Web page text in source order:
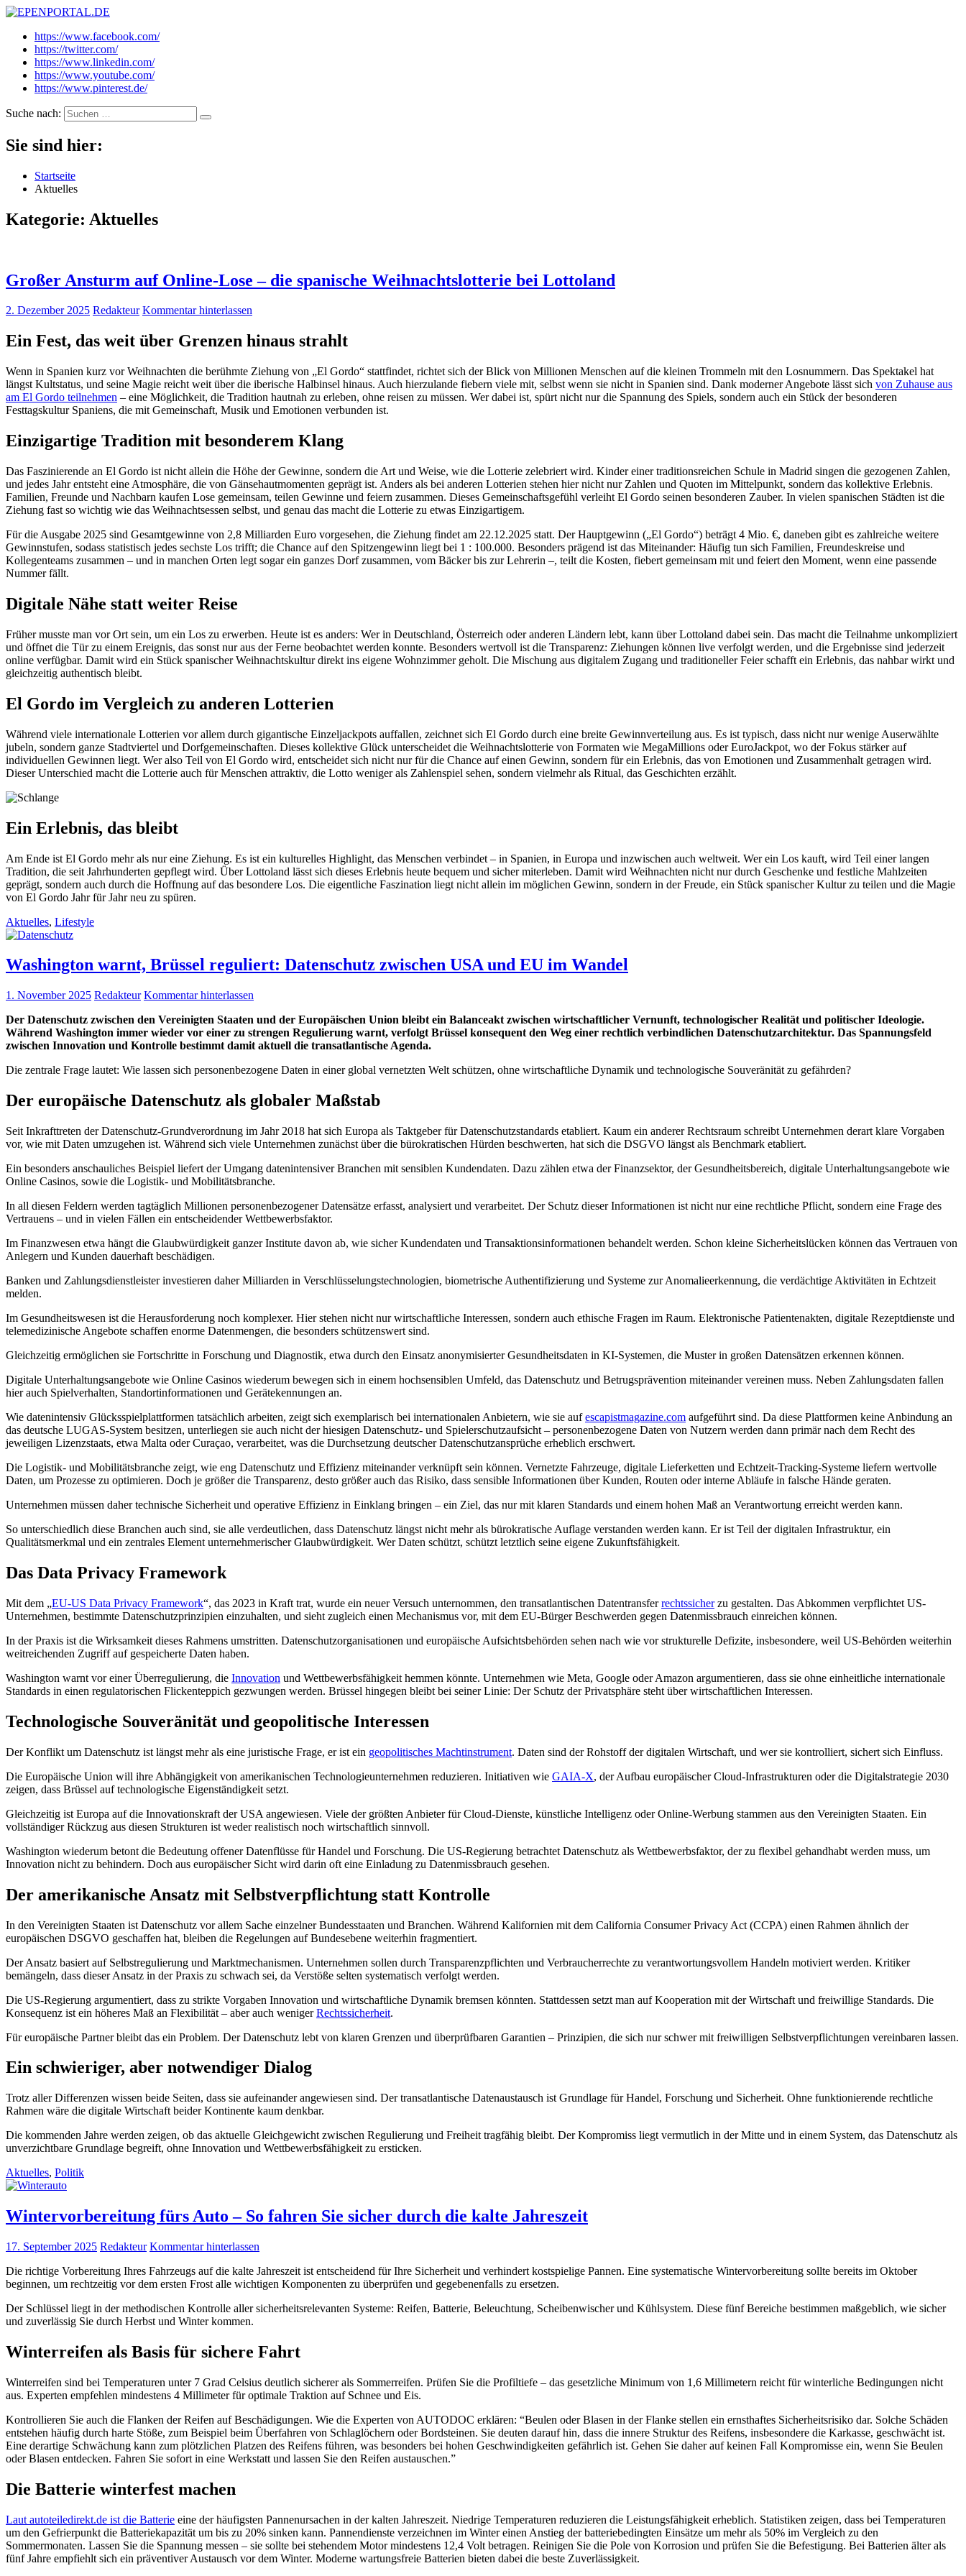
EPENPORTAL.DE
Epische News aus Politik, Finanzen & Gesellschaft
https://www.facebook.com/
https://twitter.com/
https://www.linkedin.com/
https://www.youtube.com/
https://www.pinterest.de/
Suche nach:
Sie sind hier:
Startseite
Aktuelles
Kategorie: Aktuelles
Großer Ansturm auf Online-Lose – die spanische Weihnachtslotterie bei Lottoland
2. Dezember 2025 Redakteur Kommentar hinterlassen
Ein Fest, das weit über Grenzen hinaus strahlt
Wenn in Spanien kurz vor Weihnachten die berühmte Ziehung von „El Gordo“ stattfindet, richtet sich der Blick von Millionen Menschen auf die kleinen Trommeln mit den Losnummern. Das Spektakel hat
längst Kultstatus, und seine Magie reicht weit über die iberische Halbinsel hinaus. Auch hierzulande fiebern viele mit, selbst wenn sie nicht in Spanien sind. Dank moderner Angebote lässt sich von Zuhause aus
am El Gordo teilnehmen – eine Möglichkeit, die Tradition hautnah zu erleben, ohne reisen zu müssen. Wer dabei ist, spürt nicht nur die Spannung des Spiels, sondern auch ein Stück der besonderen
Festtagskultur Spaniens, die mit Gemeinschaft, Musik und Emotionen verbunden ist.
Einzigartige Tradition mit besonderem Klang
Das Faszinierende an El Gordo ist nicht allein die Höhe der Gewinne, sondern die Art und Weise, wie die Lotterie zelebriert wird. Kinder einer traditionsreichen Schule in Madrid singen die gezogenen Zahlen,
und jedes Jahr entsteht eine Atmosphäre, die von Gänsehautmomenten geprägt ist. Anders als bei anderen Lotterien stehen hier nicht nur Zahlen und Quoten im Mittelpunkt, sondern das kollektive Erlebnis.
Familien, Freunde und Nachbarn kaufen Lose gemeinsam, teilen Gewinne und feiern zusammen. Dieses Gemeinschaftsgefühl verleiht El Gordo seinen besonderen Zauber. In vielen spanischen Städten ist die
Ziehung fast so wichtig wie das Weihnachtsessen selbst, und genau das macht die Lotterie zu etwas Einzigartigem.
Für die Ausgabe 2025 sind Gesamtgewinne von 2,8 Milliarden Euro vorgesehen, die Ziehung findet am 22.12.2025 statt. Der Hauptgewinn („El Gordo“) beträgt 4 Mio. €, daneben gibt es zahlreiche weitere
Gewinnstufen, sodass statistisch jedes sechste Los trifft; die Chance auf den Spitzengewinn liegt bei 1 : 100.000. Besonders prägend ist das Miteinander: Häufig tun sich Familien, Freundeskreise und
Kollegenteams zusammen – und in manchen Orten legt sogar ein ganzes Dorf zusammen, vom Bäcker bis zur Lehrerin –, teilt die Kosten, fiebert gemeinsam mit und feiert den Moment, wenn eine passende
Nummer fällt.
Digitale Nähe statt weiter Reise
Früher musste man vor Ort sein, um ein Los zu erwerben. Heute ist es anders: Wer in Deutschland, Österreich oder anderen Ländern lebt, kann über Lottoland dabei sein. Das macht die Teilnahme unkompliziert
und öffnet die Tür zu einem Ereignis, das sonst nur aus der Ferne beobachtet werden konnte. Besonders wertvoll ist die Transparenz: Ziehungen können live verfolgt werden, und die Ergebnisse sind jederzeit
online verfügbar. Damit wird ein Stück spanischer Weihnachtskultur direkt ins eigene Wohnzimmer geholt. Die Mischung aus digitalem Zugang und traditioneller Feier schafft ein Erlebnis, das nahbar wirkt und
gleichzeitig authentisch bleibt.
El Gordo im Vergleich zu anderen Lotterien
Während viele internationale Lotterien vor allem durch gigantische Einzeljackpots auffallen, zeichnet sich El Gordo durch eine breite Gewinnverteilung aus. Es ist typisch, dass nicht nur wenige Auserwählte
jubeln, sondern ganze Stadtviertel und Dorfgemeinschaften. Dieses kollektive Glück unterscheidet die Weihnachtslotterie von Formaten wie MegaMillions oder EuroJackpot, wo der Fokus stärker auf
individuellen Gewinnen liegt. Wer also Teil von El Gordo wird, entscheidet sich nicht nur für die Chance auf einen Gewinn, sondern für ein Erlebnis, das von Emotionen und Zusammenhalt getragen wird.
Dieser Unterschied macht die Lotterie auch für Menschen attraktiv, die Lotto weniger als Zahlenspiel sehen, sondern vielmehr als Ritual, das Geschichten erzählt.
Ein Erlebnis, das bleibt
Am Ende ist El Gordo mehr als nur eine Ziehung. Es ist ein kulturelles Highlight, das Menschen verbindet – in Spanien, in Europa und inzwischen auch weltweit. Wer ein Los kauft, wird Teil einer langen
Tradition, die seit Jahrhunderten gepflegt wird. Über Lottoland lässt sich dieses Erlebnis heute bequem und sicher miterleben. Damit wird Weihnachten nicht nur durch Geschenke und festliche Mahlzeiten
geprägt, sondern auch durch die Hoffnung auf das besondere Los. Die eigentliche Faszination liegt nicht allein im möglichen Gewinn, sondern in der Freude, ein Stück spanischer Kultur zu teilen und die Magie
von El Gordo Jahr für Jahr neu zu spüren.
Aktuelles, Lifestyle
Washington warnt, Brüssel reguliert: Datenschutz zwischen USA und EU im Wandel
1. November 2025 Redakteur Kommentar hinterlassen
Der Datenschutz zwischen den Vereinigten Staaten und der Europäischen Union bleibt ein Balanceakt zwischen wirtschaftlicher Vernunft, technologischer Realität und politischer Ideologie.
Während Washington immer wieder vor einer zu strengen Regulierung warnt, verfolgt Brüssel konsequent den Weg einer rechtlich verbindlichen Datenschutzarchitektur. Das Spannungsfeld
zwischen Innovation und Kontrolle bestimmt damit aktuell die transatlantische Agenda.
Die zentrale Frage lautet: Wie lassen sich personenbezogene Daten in einer global vernetzten Welt schützen, ohne wirtschaftliche Dynamik und technologische Souveränität zu gefährden?
Der europäische Datenschutz als globaler Maßstab
Seit Inkrafttreten der Datenschutz-Grundverordnung im Jahr 2018 hat sich Europa als Taktgeber für Datenschutzstandards etabliert. Kaum ein anderer Rechtsraum schreibt Unternehmen derart klare Vorgaben
vor, wie mit Daten umzugehen ist. Während sich viele Unternehmen zunächst über die bürokratischen Hürden beschwerten, hat sich die DSGVO längst als Benchmark etabliert.
Ein besonders anschauliches Beispiel liefert der Umgang datenintensiver Branchen mit sensiblen Kundendaten. Dazu zählen etwa der Finanzsektor, der Gesundheitsbereich, digitale Unterhaltungsangebote wie
Online Casinos, sowie die Logistik- und Mobilitätsbranche.
In all diesen Feldern werden tagtäglich Millionen personenbezogener Datensätze erfasst, analysiert und verarbeitet. Der Schutz dieser Informationen ist nicht nur eine rechtliche Pflicht, sondern eine Frage des
Vertrauens – und in vielen Fällen ein entscheidender Wettbewerbsfaktor.
Im Finanzwesen etwa hängt die Glaubwürdigkeit ganzer Institute davon ab, wie sicher Kundendaten und Transaktionsinformationen behandelt werden. Schon kleine Sicherheitslücken können das Vertrauen von
Anlegern und Kunden dauerhaft beschädigen.
Banken und Zahlungsdienstleister investieren daher Milliarden in Verschlüsselungstechnologien, biometrische Authentifizierung und Systeme zur Anomalieerkennung, die verdächtige Aktivitäten in Echtzeit
melden.
Im Gesundheitswesen ist die Herausforderung noch komplexer. Hier stehen nicht nur wirtschaftliche Interessen, sondern auch ethische Fragen im Raum. Elektronische Patientenakten, digitale Rezeptdienste und
telemedizinische Angebote schaffen enorme Datenmengen, die besonders schützenswert sind.
Gleichzeitig ermöglichen sie Fortschritte in Forschung und Diagnostik, etwa durch den Einsatz anonymisierter Gesundheitsdaten in KI-Systemen, die Muster in großen Datensätzen erkennen können.
Digitale Unterhaltungsangebote wie Online Casinos wiederum bewegen sich in einem hochsensiblen Umfeld, das Datenschutz und Betrugsprävention miteinander vereinen muss. Neben Zahlungsdaten fallen
hier auch Spielverhalten, Standortinformationen und Gerätekennungen an.
Wie datenintensiv Glücksspielplattformen tatsächlich arbeiten, zeigt sich exemplarisch bei internationalen Anbietern, wie sie aufescapistmagazine.com aufgeführt sind. Da diese Plattformen keine Anbindung an
das deutsche LUGAS-System besitzen, unterliegen sie auch nicht der hiesigen Datenschutz- und Spielerschutzaufsicht – personenbezogene Daten von Nutzern werden dann primär nach dem Recht des
jeweiligen Lizenzstaats, etwa Malta oder Curaçao, verarbeitet, was die Durchsetzung deutscher Datenschutzansprüche erheblich erschwert.
Die Logistik- und Mobilitätsbranche zeigt, wie eng Datenschutz und Effizienz miteinander verknüpft sein können. Vernetzte Fahrzeuge, digitale Lieferketten und Echtzeit-Tracking-Systeme liefern wertvolle
Daten, um Prozesse zu optimieren. Doch je größer die Transparenz, desto größer auch das Risiko, dass sensible Informationen über Kunden, Routen oder interne Abläufe in falsche Hände geraten.
Unternehmen müssen daher technische Sicherheit und operative Effizienz in Einklang bringen – ein Ziel, das nur mit klaren Standards und einem hohen Maß an Verantwortung erreicht werden kann.
So unterschiedlich diese Branchen auch sind, sie alle verdeutlichen, dass Datenschutz längst nicht mehr als bürokratische Auflage verstanden werden kann. Er ist Teil der digitalen Infrastruktur, ein
Qualitätsmerkmal und ein zentrales Element unternehmerischer Glaubwürdigkeit. Wer Daten schützt, schützt letztlich seine eigene Zukunftsfähigkeit.
Das Data Privacy Framework
Mit dem „EU-US Data Privacy Framework“, das 2023 in Kraft trat, wurde ein neuer Versuch unternommen, den transatlantischen Datentransferrechtssicherzu gestalten. Das Abkommen verpflichtet US-
Unternehmen, bestimmte Datenschutzprinzipien einzuhalten, und sieht zugleich einen Mechanismus vor, mit dem EU-Bürger Beschwerden gegen Datenmissbrauch einreichen können.
In der Praxis ist die Wirksamkeit dieses Rahmens umstritten. Datenschutzorganisationen und europäische Aufsichtsbehörden sehen nach wie vor strukturelle Defizite, insbesondere, weil US-Behörden weiterhin
weitreichenden Zugriff auf gespeicherte Daten haben.
Washington warnt vor einer Überregulierung, die Innovation und Wettbewerbsfähigkeit hemmen könnte. Unternehmen wie Meta, Google oder Amazon argumentieren, dass sie ohne einheitliche internationale
Standards in einen regulatorischen Flickenteppich gezwungen werden. Brüssel hingegen bleibt bei seiner Linie: Der Schutz der Privatsphäre steht über wirtschaftlichen Interessen.
Technologische Souveränität und geopolitische Interessen
Der Konflikt um Datenschutz ist längst mehr als eine juristische Frage, er ist ein geopolitisches Machtinstrument. Daten sind der Rohstoff der digitalen Wirtschaft, und wer sie kontrolliert, sichert sich Einfluss.
Die Europäische Union will ihre Abhängigkeit von amerikanischen Technologieunternehmen reduzieren. Initiativen wie GAIA-X, der Aufbau europäischer Cloud-Infrastrukturen oder die Digitalstrategie 2030
zeigen, dass Brüssel auf technologische Eigenständigkeit setzt.
Gleichzeitig ist Europa auf die Innovationskraft der USA angewiesen. Viele der größten Anbieter für Cloud-Dienste, künstliche Intelligenz oder Online-Werbung stammen aus den Vereinigten Staaten. Ein
vollständiger Rückzug aus diesen Strukturen ist weder realistisch noch wirtschaftlich sinnvoll.
Washington wiederum betont die Bedeutung offener Datenflüsse für Handel und Forschung. Die US-Regierung betrachtet Datenschutz als Wettbewerbsfaktor, der zu flexibel gehandhabt werden muss, um
Innovation nicht zu behindern. Doch aus europäischer Sicht wird darin oft eine Einladung zu Datenmissbrauch gesehen.
Der amerikanische Ansatz mit Selbstverpflichtung statt Kontrolle
In den Vereinigten Staaten ist Datenschutz vor allem Sache einzelner Bundesstaaten und Branchen. Während Kalifornien mit dem California Consumer Privacy Act (CCPA) einen Rahmen ähnlich der
europäischen DSGVO geschaffen hat, bleiben die Regelungen auf Bundesebene weiterhin fragmentiert.
Der Ansatz basiert auf Selbstregulierung und Marktmechanismen. Unternehmen sollen durch Transparenzpflichten und Verbraucherrechte zu verantwortungsvollem Handeln motiviert werden. Kritiker
bemängeln, dass dieser Ansatz in der Praxis zu schwach sei, da Verstöße selten systematisch verfolgt werden.
Die US-Regierung argumentiert, dass zu strikte Vorgaben Innovation und wirtschaftliche Dynamik bremsen könnten. Stattdessen setzt man auf Kooperation mit der Wirtschaft und freiwillige Standards. Die
Konsequenz ist ein höheres Maß an Flexibilität – aber auch wenigerRechtssicherheit.
Für europäische Partner bleibt das ein Problem. Der Datenschutz lebt von klaren Grenzen und überprüfbaren Garantien – Prinzipien, die sich nur schwer mit freiwilligen Selbstverpflichtungen vereinbaren lassen.
Ein schwieriger, aber notwendiger Dialog
Trotz aller Differenzen wissen beide Seiten, dass sie aufeinander angewiesen sind. Der transatlantische Datenaustausch ist Grundlage für Handel, Forschung und Sicherheit. Ohne funktionierende rechtliche
Rahmen wäre die digitale Wirtschaft beider Kontinente kaum denkbar.
Die kommenden Jahre werden zeigen, ob das aktuelle Gleichgewicht zwischen Regulierung und Freiheit tragfähig bleibt. Der Kompromiss liegt vermutlich in der Mitte und in einem System, das Datenschutz als
unverzichtbare Grundlage begreift, ohne Innovation und Wettbewerbsfähigkeit zu ersticken.
Aktuelles, Politik
Wintervorbereitung fürs Auto – So fahren Sie sicher durch die kalte Jahreszeit
17. September 2025 Redakteur Kommentar hinterlassen
Die richtige Vorbereitung Ihres Fahrzeugs auf die kalte Jahreszeit ist entscheidend für Ihre Sicherheit und verhindert kostspielige Pannen. Eine systematische Wintervorbereitung sollte bereits im Oktober
beginnen, um rechtzeitig vor dem ersten Frost alle wichtigen Komponenten zu überprüfen und gegebenenfalls zu ersetzen.
Der Schlüssel liegt in der methodischen Kontrolle aller sicherheitsrelevanten Systeme: Reifen, Batterie, Beleuchtung, Scheibenwischer und Kühlsystem. Diese fünf Bereiche bestimmen maßgeblich, wie sicher
und zuverlässig Sie durch Herbst und Winter kommen.
Winterreifen als Basis für sichere Fahrt
Winterreifen sind bei Temperaturen unter 7 Grad Celsius deutlich sicherer als Sommerreifen. Prüfen Sie die Profiltiefe – das gesetzliche Minimum von 1,6 Millimetern reicht für winterliche Bedingungen nicht
aus. Experten empfehlen mindestens 4 Millimeter für optimale Traktion auf Schnee und Eis.
Kontrollieren Sie auch die Flanken der Reifen auf Beschädigungen. Wie die Experten von AUTODOC erklären: “Beulen oder Blasen in der Flanke stellen ein ernsthaftes Sicherheitsrisiko dar. Solche Schäden
entstehen häufig durch harte Stöße, zum Beispiel beim Überfahren von Schlaglöchern oder Bordsteinen. Sie deuten darauf hin, dass die innere Struktur des Reifens, insbesondere die Karkasse, geschwächt ist.
Eine derartige Schwächung kann zum plötzlichen Platzen des Reifens führen, was besonders bei hohen Geschwindigkeiten gefährlich ist. Gehen Sie daher auf keinen Fall Kompromisse ein, wenn Sie Beulen
oder Blasen entdecken. Fahren Sie sofort in eine Werkstatt und lassen Sie den Reifen austauschen.”
Die Batterie winterfest machen
Laut autoteiledirekt.de ist die Batterie eine der häufigsten Pannenursachen in der kalten Jahreszeit. Niedrige Temperaturen reduzieren die Leistungsfähigkeit erheblich. Statistiken zeigen, dass bei Temperaturen
um den Gefrierpunkt die Batteriekapazität um bis zu 20% sinken kann. Pannendienste verzeichnen im Winter einen Anstieg der batteriebedingten Einsätze um mehr als 50% im Vergleich zu den
Sommermonaten. Lassen Sie die Spannung messen – sie sollte bei stehendem Motor mindestens 12,4 Volt betragen. Reinigen Sie die Pole von Korrosion und prüfen Sie die Befestigung. Bei Batterien älter als
fünf Jahre empfiehlt sich ein präventiver Austausch vor dem Winter. Moderne wartungsfreie Batterien bieten dabei die beste Zuverlässigkeit.